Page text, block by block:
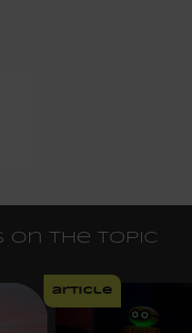
on the topic
article